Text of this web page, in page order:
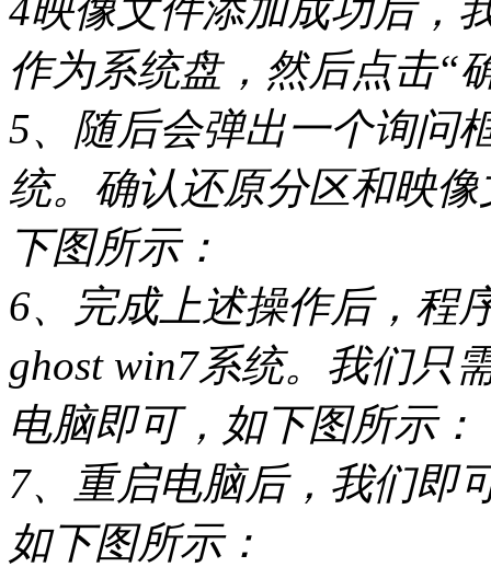
4映像文件添加成功后，
作为系统盘，然后点击“
5、随后会弹出一个询问
统。确认还原分区和映
下图所示：
6、完成上述操作后，程
ghost win7系统。我们只
电脑即可，如下图所示：
7、重启电脑后，我们即
如下图所示：